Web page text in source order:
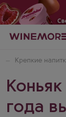
Крепкие
года